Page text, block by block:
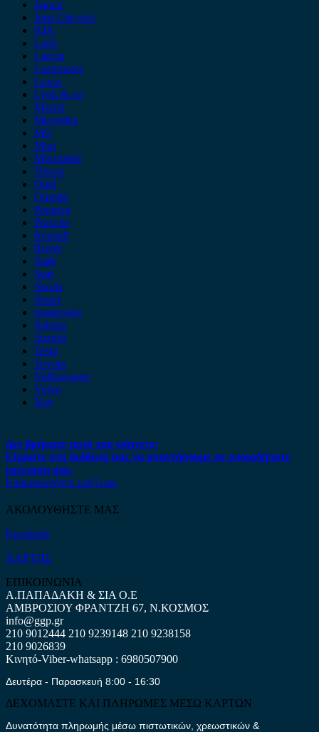
Jaguar
Jeep Chrysler
KIA
Lada
Lancia
Leapmotor
Lexus
Lynk & co
Mazda
Mercedes
MG
Mini
Mitsubishi
Nissan
Opel
Omoda
Peugeot
Porsche
Renault
Rover
Saab
Seat
Skoda
Smart
ssangyong
Subaru
Suzuki
Tesla
Toyota
Volkswagen
Volvo
Xev
Δεν βρήκατε αυτό που ψάχνετε;
Είμαστε στη διάθεση σας να απαντήσουμε σε οποιαδήποτε
ερώτηση σας.
Επικοινωνήστε μαζί μας
ΑΚΟΛΟΥΘΗΣΤΕ ΜΑΣ
Facebook
ΧΑΡΤΗΣ
ΕΠΙΚΟΙΝΩΝΙΑ
Α.ΠΑΠΑΔΑΚΗ & ΣΙΑ Ο.Ε
ΑΜΒΡΟΣΙΟΥ ΦΡΑΝΤΖΗ 67, Ν.ΚΟΣΜΟΣ
info@ggp.gr
210 9012444 210 9239148 210 9238158
210 9026839
Κινητό-Viber-whatsapp : 6980507900
Δευτέρα - Παρασκευή 8:00 - 16:30
ΔΕΧΟΜΑΣΤΕ ΚΑΙ ΠΛΗΡΩΜΕΣ ΜΕΣΩ ΚΑΡΤΩΝ
Δυνατότητα πληρωμής μέσω πιστωτικών, χρεωστικών &